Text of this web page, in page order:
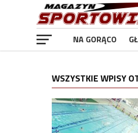
NA GORĄCO
WSZYSTKIE WPISY